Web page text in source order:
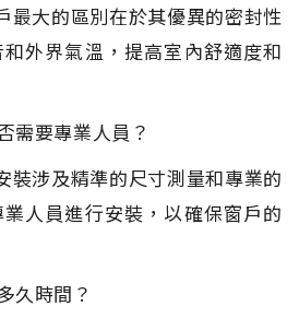
最大的區別在於其優異的密封性
外界氣溫，提高室內舒適度和
需要專業人員？
裝涉及精準的尺寸測量和專業的
人員進行安裝，以確保窗戶的
久時間？